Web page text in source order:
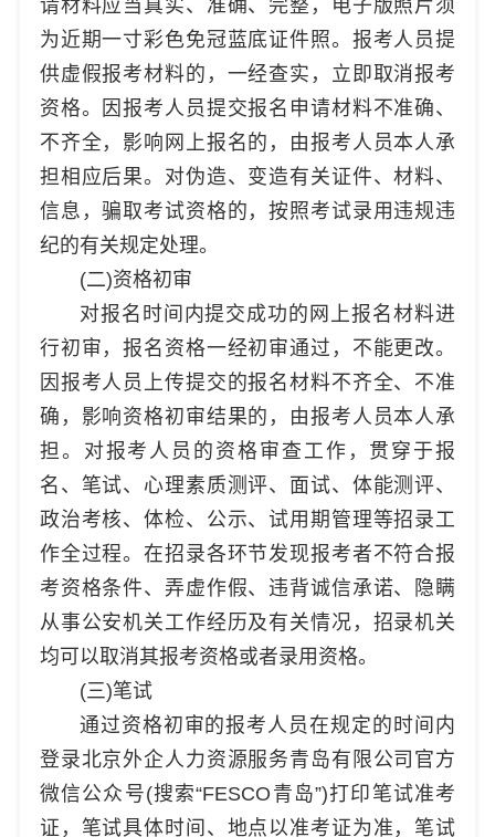
请材料应当真实、准确、完整，电子版照片须
为近期一寸彩色免冠蓝底证件照。报考人员提
供虚假报考材料的，一经查实，立即取消报考
资格。因报考人员提交报名申请材料不准确、
不齐全，影响网上报名的，由报考人员本人承
担相应后果。对伪造、变造有关证件、材料、
信息，骗取考试资格的，按照考试录用违规违
纪的有关规定处理。
(二)资格初审
对报名时间内提交成功的网上报名材料进
行初审，报名资格一经初审通过，不能更改。
因报考人员上传提交的报名材料不齐全、不准
确，影响资格初审结果的，由报考人员本人承
担。对报考人员的资格审查工作，贯穿于报
名、笔试、心理素质测评、面试、体能测评、
政治考核、体检、公示、试用期管理等招录工
作全过程。在招录各环节发现报考者不符合报
考资格条件、弄虚作假、违背诚信承诺、隐瞒
从事公安机关工作经历及有关情况，招录机关
均可以取消其报考资格或者录用资格。
(三)笔试
通过资格初审的报考人员在规定的时间内
登录北京外企人力资源服务青岛有限公司官方
微信公众号(搜索“FESCO青岛”)打印笔试准考
证，笔试具体时间、地点以准考证为准，笔试